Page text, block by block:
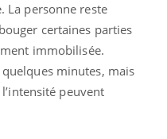
La personne reste
certaines parties
immobilisée.
minutes, mais
peuvent